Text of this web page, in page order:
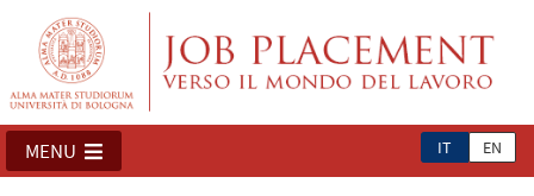
IT EN
MENU